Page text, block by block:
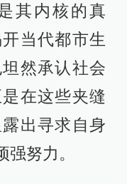
其内核的真
当代都市生
然承认社会
在这些夹缝
出寻求自身
努力。